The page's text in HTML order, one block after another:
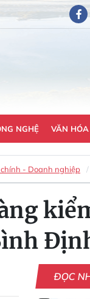
NGHỆ VĂN HÓA
- Doanh nghiệp
ĐỌC